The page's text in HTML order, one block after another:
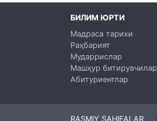
БИЛИМ ЮРТИ
Мадраса тарихи
Раҳбарият
Мударрислар
Машҳур битирувчилар
Абитуриентлар
RASMIY SAHIFALAR